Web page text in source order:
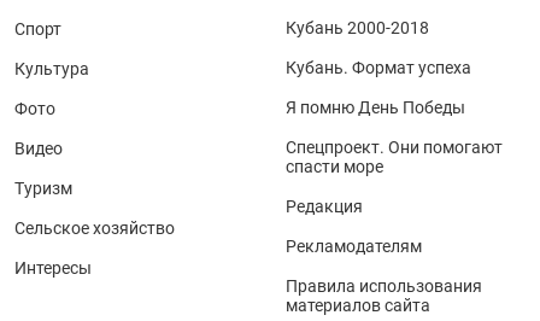
Спорт
Культура
Фото
Видео
Туризм
Сельское хозяйство
Интересы
Кубань 2000-2018
Кубань. Формат успеха
Я помню День Победы
Спецпроект. Они помогают
спасти море
Редакция
Рекламодателям
Правила использования
материалов сайта